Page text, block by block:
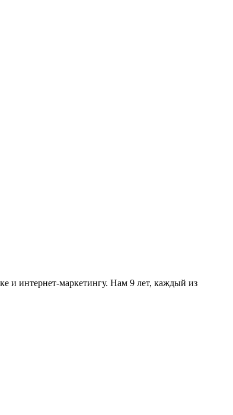
и интернет-маркетингу. Нам 9 лет, каждый из